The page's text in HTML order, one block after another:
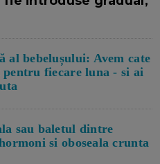
al bebelușului: Avem cate
fiecare luna - si ai
sau baletul dintre
si oboseala crunta